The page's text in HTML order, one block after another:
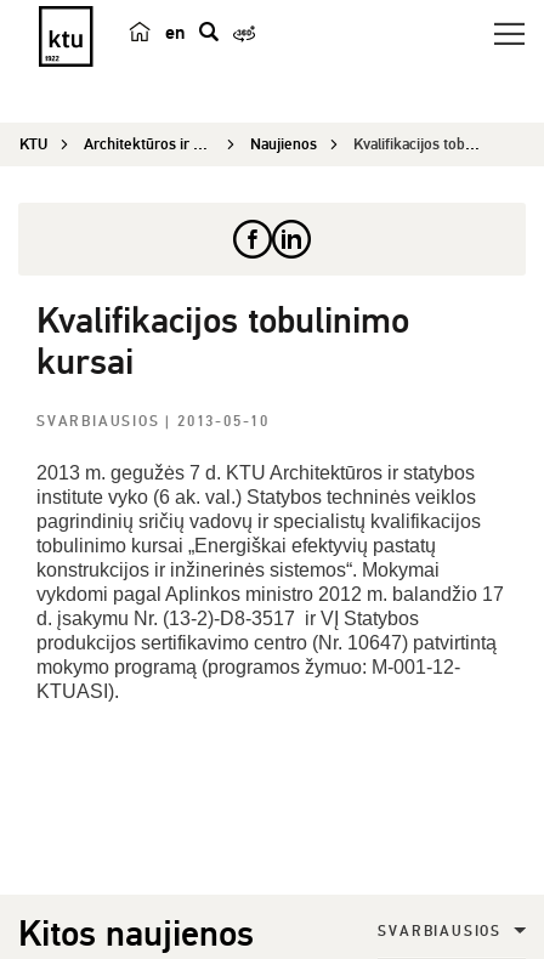
en
e
KTU Architektūros ir statybos institutas Naujienos Kvalifikacijos tobulinimo kursai
Kvalifikacijos tobulinimo
kursai
SVARBIAUSIOS | 2013-05-10
2013 m. gegužės 7 d. KTU Architektūros ir statybos
institute vyko (6 ak. val.) Statybos techninės veiklos
pagrindinių sričių vadovų ir specialistų kvalifikacijos
tobulinimo kursai „Energiškai efektyvių pastatų
konstrukcijos ir inžinerinės sistemos“. Mokymai
vykdomi pagal Aplinkos ministro 2012 m. balandžio 17
d. įsakymu Nr. (13-2)-D8-3517 ir VĮ Statybos
produkcijos sertifikavimo centro (Nr. 10647) patvirtintą
mokymo programą (programos žymuo: M-001-12-
KTUASI).
Kitos naujienos SVARBIAUSIOS